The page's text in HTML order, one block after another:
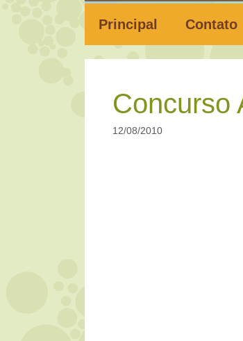
Principal Contato
Concurso
12/08/2010